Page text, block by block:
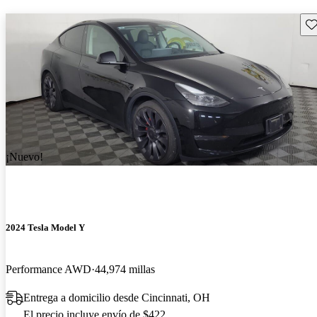
¡Nuevo!
2024 Tesla Model Y
Performance AWD 44,974 millas
Entrega a domicilio desde Cincinnati, OH